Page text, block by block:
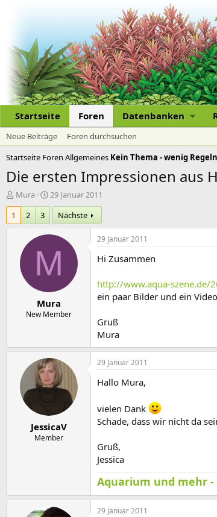
Startseite Foren Datenbanken
Neue Beiträge
Foren durchsuchen
Startseite Foren Allgemeines Kein Thema - wenig Regeln
Die ersten Impressionen aus
E
r
t
Mura
E
r
t
e
t
m
29 Januar 2011
1
2 3 Nächste
M
Mura
New Member
29 Januar 2011
Hi Zusammen
http://www.aqua-szene.de/
ein paar Bilder und ein
Gruß
Mura
JessicaV
Member
29 Januar 2011
Hallo Mura,
vielen Dank
Schade, dass wir nicht da
Gruß,
Jessica
Aquarium und mehr -
29 Januar 2011